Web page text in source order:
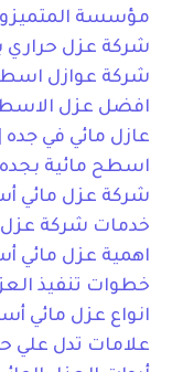
مؤسسة
شركة عزل حراري
شركة عوازل
افضل عزل
عازل مائي في
اسطح مائية بجده
شركة عزل مائي
خدمات شركة
اهمية عزل مائي
خطوات تنفيذ
انواع عزل مائي
علامات تدل علي